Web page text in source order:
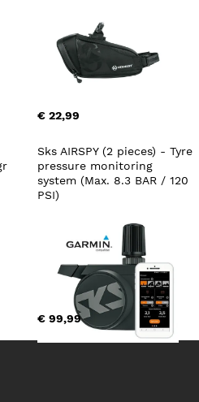
€ 22,99
Sks AIRSPY (2 pieces) - Tyre
pressure monitoring
system (Max. 8.3 BAR / 120
PSI)
€ 99,99